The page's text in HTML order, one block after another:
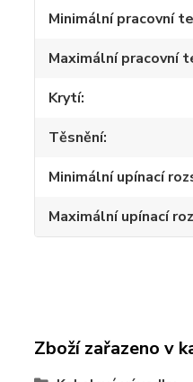
Minimální pracovní
Maximální pracovní
Krytí
Těsnění
Minimální upínací
Maximální upínací
Zboží zařazeno v